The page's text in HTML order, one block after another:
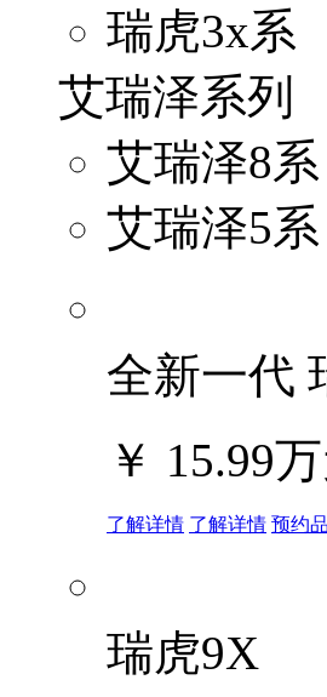
瑞虎3x系
艾瑞泽系列
艾瑞泽8系
艾瑞泽5系
全新一代
￥ 15.99
了解详情 了解详情 预约
瑞虎9X